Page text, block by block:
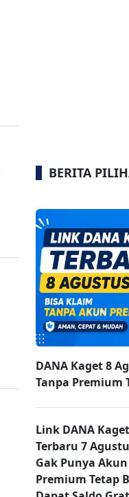
BERITA
DANA Kaget 8
Tanpa Premium
Link DANA Kaget
Terbaru 7
Gak Punya Akun
Premium Tetap